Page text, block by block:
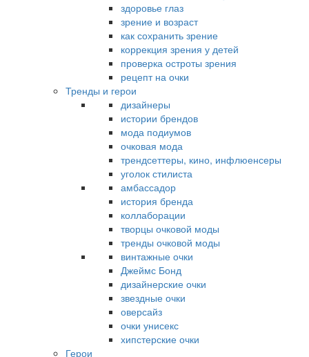
здоровье глаз
зрение и возраст
как сохранить зрение
коррекция зрения у детей
проверка остроты зрения
рецепт на очки
Тренды и герои
дизайнеры
истории брендов
мода подиумов
очковая мода
трендсеттеры, кино, инфлюенсеры
уголок стилиста
амбассадор
история бренда
коллаборации
творцы очковой моды
тренды очковой моды
винтажные очки
Джеймс Бонд
дизайнерские очки
звездные очки
оверсайз
очки унисекс
хипстерские очки
Герои